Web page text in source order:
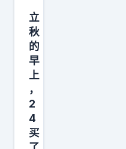
发
呆
都
不
浪
费
时
立
秋
的
早
上
，
2
4
买